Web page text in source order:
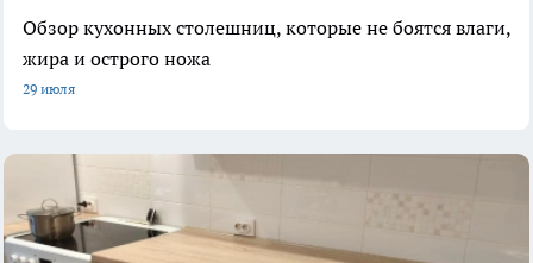
Обзор кухонных столешниц, которые не боятся влаги,
жира и острого ножа
29 июля